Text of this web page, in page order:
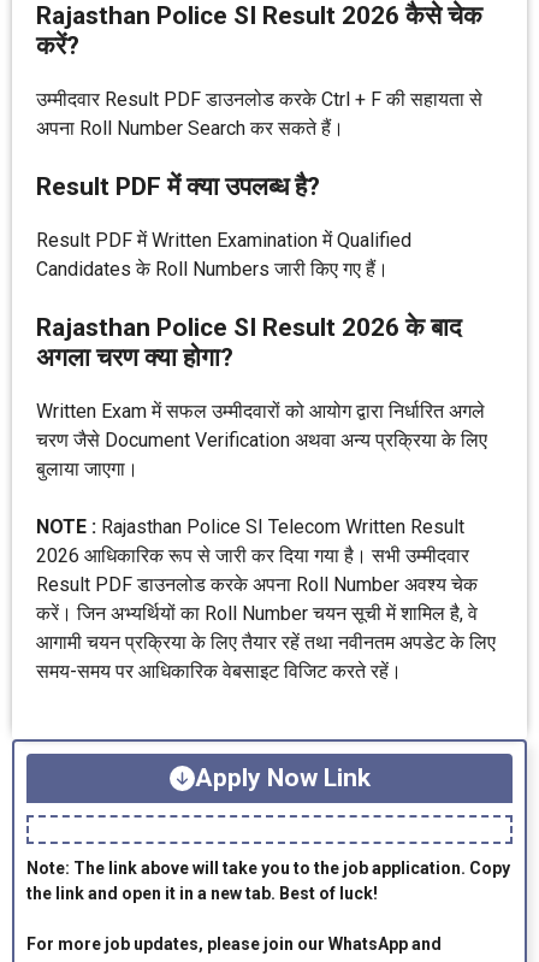
Rajasthan Police SI Result 2026 कैसे चेक
करें?
उम्मीदवार Result PDF डाउनलोड करके Ctrl + F की सहायता से
अपना Roll Number Search कर सकते हैं।
Result PDF में क्या उपलब्ध है?
Result PDF में Written Examination में Qualified
Candidates के Roll Numbers जारी किए गए हैं।
Rajasthan Police SI Result 2026 के बाद
अगला चरण क्या होगा?
Written Exam में सफल उम्मीदवारों को आयोग द्वारा निर्धारित अगले
चरण जैसे Document Verification अथवा अन्य प्रक्रिया के लिए
बुलाया जाएगा।
NOTE : Rajasthan Police SI Telecom Written Result
2026 आधिकारिक रूप से जारी कर दिया गया है। सभी उम्मीदवार
Result PDF डाउनलोड करके अपना Roll Number अवश्य चेक
करें। जिन अभ्यर्थियों का Roll Number चयन सूची में शामिल है, वे
आगामी चयन प्रक्रिया के लिए तैयार रहें तथा नवीनतम अपडेट के लिए
समय-समय पर आधिकारिक वेबसाइट विजिट करते रहें।
Apply Now Link
Note: The link above will take you to the job application. Copy
the link and open it in a new tab. Best of luck!
For more job updates, please join our WhatsApp and